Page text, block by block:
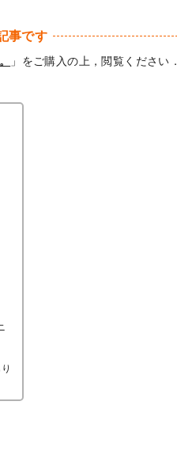
事です
」をご購入の上，閲覧ください．